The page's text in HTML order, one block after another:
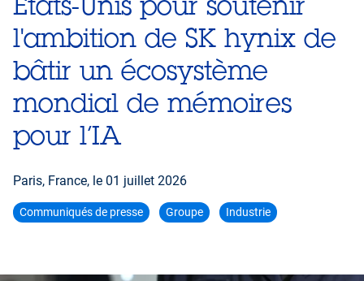
l'ambition de SK hynix de
bâtir un écosystème
mondial de mémoires
pour l’IA
Paris, France, le 01 juillet 2026
Communiqués de presse Groupe Industrie